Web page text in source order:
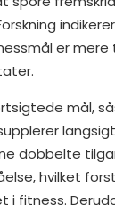
er mere
mål,
dobbelte
hvilket
i fitness.